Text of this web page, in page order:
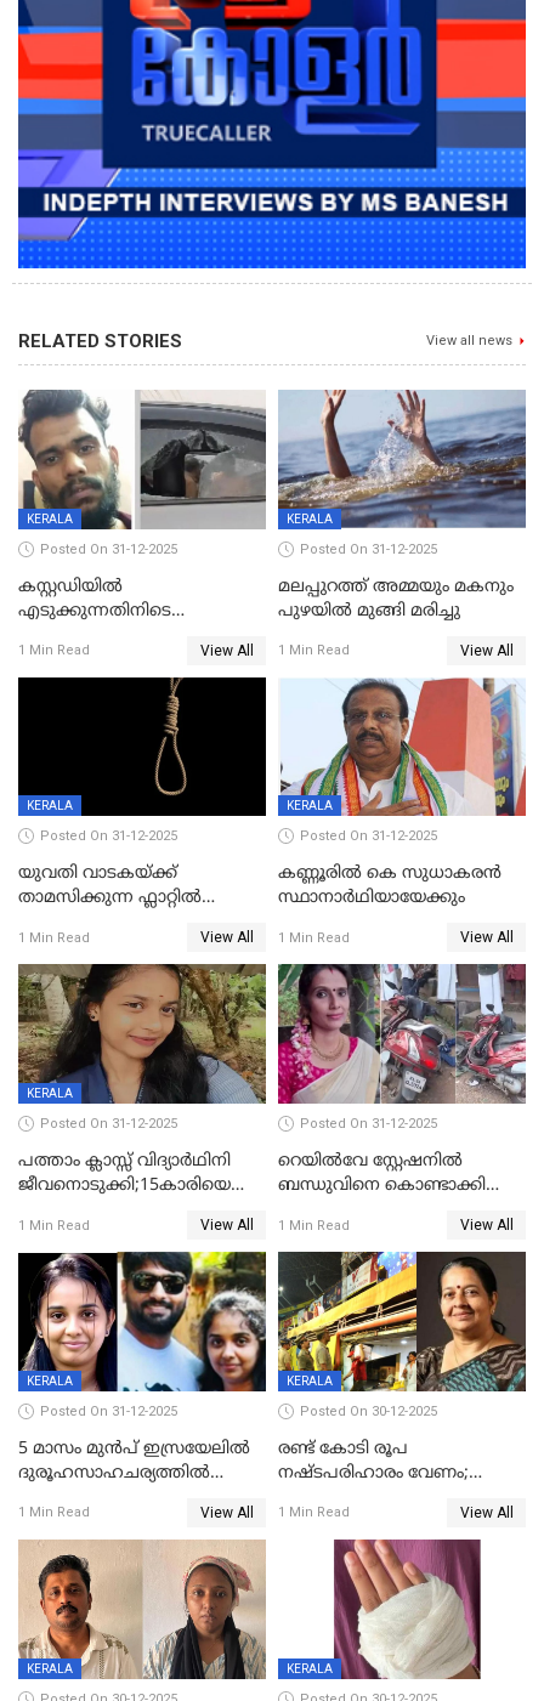
RELATED STORIES View all news
KERALA
Posted On 31-12-2025
കസ്റ്റഡിയിൽ
എടുക്കുന്നതിനിടെ
വധശ്രമക്കേസ് പ്രതി പിടിയിൽ
1 Min Read View All
KERALA
Posted On 31-12-2025
മലപ്പുറത്ത് അമ്മയും മകനും
പുഴയിൽ മുങ്ങി മരിച്ചു
1 Min Read View All
KERALA
Posted On 31-12-2025
യുവതി വാടകയ്ക്ക്
താമസിക്കുന്ന ഫ്ലാറ്റില്‍
സംഭവം കൈതപ്പൊയിലില്‍
1 Min Read View All
KERALA
Posted On 31-12-2025
കണ്ണൂരിൽ കെ സുധാകരൻ
സ്ഥാനാർഥിയായേക്കും
1 Min Read View All
KERALA
Posted On 31-12-2025
പത്താം ക്ലാസ്സ് വിദ്യാര്‍ഥിനി
ജീവനൊടുക്കി;15കാരിയെ
കിടപ്പുമുറിയില്‍ തൂങ്ങി മരിച്ച
നിലയിൽ
1 Min Read View All
Posted On 31-12-2025
റെയിൽവേ സ്റ്റേഷനിൽ
ബന്ധുവിനെ കൊണ്ടാക്കി
ലോറി സ്കൂട്ടറിൽ ഇടിച്ചു :
യുവതിക്ക് ദാരുണാന്ത്യം
1 Min Read View All
KERALA
Posted On 31-12-2025
5 മാസം മുൻപ് ഇസ്രയേലിൽ
ദുരൂഹസാഹചര്യത്തിൽ
മലയാളി യുവാവിന്റെ ഭാര്യയും
മരിച്ചു
1 Min Read View All
KERALA
Posted On 30-12-2025
രണ്ട് കോടി രൂപ
നഷ്ടപരിഹാരം വേണം;
നോട്ടീസയച്ച് ഉമാ തോമസ്
1 Min Read View All
KERALA KERALA